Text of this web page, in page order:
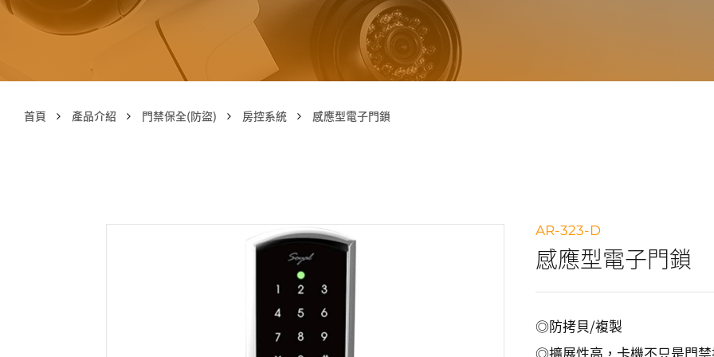
首頁 產品介紹 門禁保全(防盜) 房控系統 感應型電子門鎖
AR-323-D
感應型電子門鎖
◎防拷貝/複製
◎擴展性高，卡機不只是門